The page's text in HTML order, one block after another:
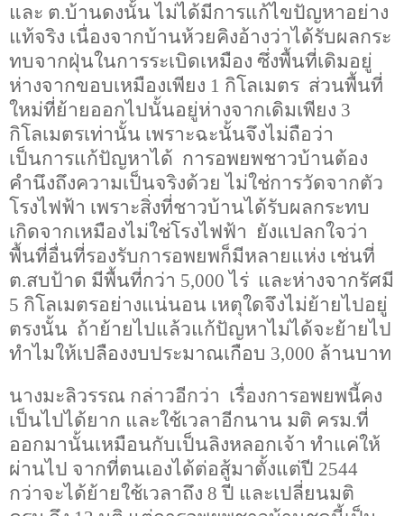
และ ต.บ้านดงนั้น ไม่ได้มีการแก้ไขปัญหาอย่าง
แท้จริง เนื่องจากบ้านห้วยคิงอ้างว่าได้รับผลกระ
ทบจากฝุ่นในการระเบิดเหมือง ซึ่งพื้นที่เดิมอยู่
ห่างจากขอบเหมืองเพียง 1 กิโลเมตร ส่วนพื้นที่
ใหม่ที่ย้ายออกไปนั้นอยู่ห่างจากเดิมเพียง 3
กิโลเมตรเท่านั้น เพราะฉะนั้นจึงไม่ถือว่า
เป็นการแก้ปัญหาได้ การอพยพชาวบ้านต้อง
คำนึงถึงความเป็นจริงด้วย ไม่ใช่การวัดจากตัว
โรงไฟฟ้า เพราะสิ่งที่ชาวบ้านได้รับผลกระทบ
เกิดจากเหมืองไม่ใช่โรงไฟฟ้า ยังแปลกใจว่า
พื้นที่อื่นที่รองรับการอพยพก็มีหลายแห่ง เช่นที่
ต.สบป้าด มีพื้นที่กว่า 5,000 ไร่ และห่างจากรัศมี
5 กิโลเมตรอย่างแน่นอน เหตุใดจึงไม่ย้ายไปอยู่
ตรงนั้น ถ้าย้ายไปแล้วแก้ปัญหาไม่ได้จะย้ายไป
ทำไมให้เปลืองงบประมาณเกือบ 3,000 ล้านบาท
นางมะลิวรรณ กล่าวอีกว่า เรื่องการอพยพนี้คง
เป็นไปได้ยาก และใช้เวลาอีกนาน มติ ครม.ที่
ออกมานั้นเหมือนกับเป็นลิงหลอกเจ้า ทำแค่ให้
ผ่านไป จากที่ตนเองได้ต่อสู้มาตั้งแต่ปี 2544
กว่าจะได้ย้ายใช้เวลาถึง 8 ปี และเปลี่ยนมติ